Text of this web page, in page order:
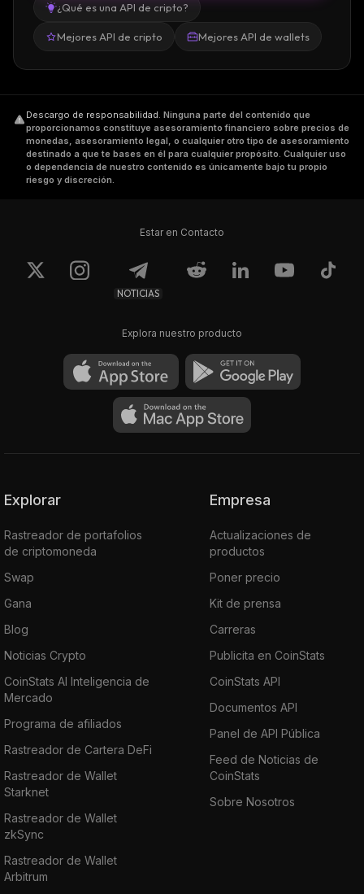
¿Qué es una API de cripto?
Mejores API de cripto Mejores API de wallets
Descargo de responsabilidad. Ninguna parte del contenido que
proporcionamos constituye asesoramiento financiero sobre precios de
monedas, asesoramiento legal, o cualquier otro tipo de asesoramiento
destinado a que te bases en él para cualquier propósito. Cualquier uso
o dependencia de nuestro contenido es únicamente bajo tu propio
riesgo y discreción.
Estar en Contacto
NOTICIAS
Explora nuestro producto
Explorar
Rastreador de portafolios
de criptomoneda
Swap
Gana
Blog
Noticias Crypto
CoinStats AI Inteligencia de
Mercado
Programa de afiliados
Rastreador de Cartera DeFi
Rastreador de Wallet
Starknet
Rastreador de Wallet
zkSync
Rastreador de Wallet
Arbitrum
Empresa
Actualizaciones de
productos
Poner precio
Kit de prensa
Carreras
Publicita en CoinStats
CoinStats API
Documentos API
Panel de API Pública
Feed de Noticias de
CoinStats
Sobre Nosotros